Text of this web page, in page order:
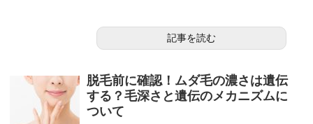
記事を読む
脱毛前に確認！ムダ毛の濃さは遺伝
する？毛深さと遺伝のメカニズムに
ついて